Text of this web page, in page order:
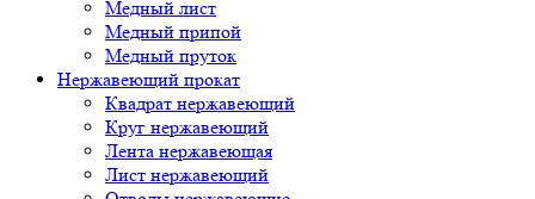
Медный лист
Медный припой
Медный пруток
Нержавеющий прокат
Квадрат нержавеющий
Круг нержавеющий
Лента нержавеющая
Лист нержавеющий